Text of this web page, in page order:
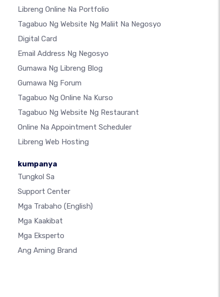
Libreng Online Na Portfolio
Tagabuo Ng Website Ng Maliit Na Negosyo
Digital Card
Email Address Ng Negosyo
Gumawa Ng Libreng Blog
Gumawa Ng Forum
Tagabuo Ng Online Na Kurso
Tagabuo Ng Website Ng Restaurant
Online Na Appointment Scheduler
Libreng Web Hosting
kumpanya
Tungkol Sa
Support Center
Mga Trabaho (English)
Mga Kaakibat
Mga Eksperto
Ang Aming Brand